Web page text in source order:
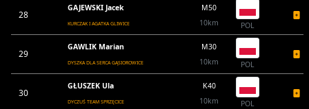
28
GAJEWSKI Jacek
KURCZAK I AGATKA GLIWICE
M50
10km
POL
29
GAWLIK Marian
DYSZKA DLA SERCA GĄSIOROWICE
M30
10km
POL
30
GŁUSZEK Ula
DYCZUŚ TEAM SPRZĘCICE
K40
10km
POL